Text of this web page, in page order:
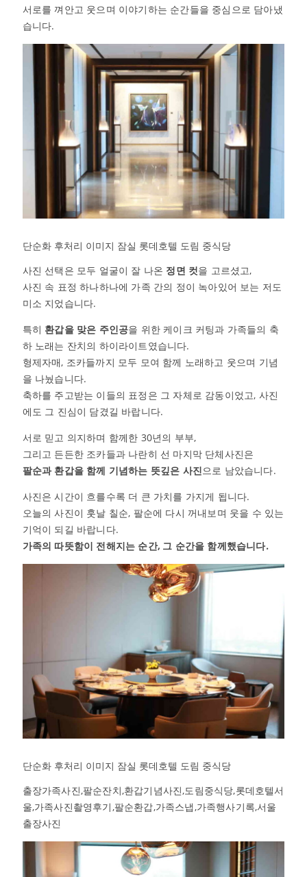
서로를 껴안고 웃으며 이야기하는 순간들을 중심으로 담아냈
습니다.
단순화 후처리 이미지 잠실 롯데호텔 도림 중식당
사진 선택은 모두 얼굴이 잘 나온 정면 컷을 고르셨고,
사진 속 표정 하나하나에 가족 간의 정이 녹아있어 보는 저도
미소 지었습니다.
특히 환갑을 맞은 주인공을 위한 케이크 커팅과 가족들의 축
하 노래는 잔치의 하이라이트였습니다.
형제자매, 조카들까지 모두 모여 함께 노래하고 웃으며 기념
을 나눴습니다.
축하를 주고받는 이들의 표정은 그 자체로 감동이었고, 사진
에도 그 진심이 담겼길 바랍니다.
서로 믿고 의지하며 함께한 30년의 부부,
그리고 든든한 조카들과 나란히 선 마지막 단체사진은
팔순과 환갑을 함께 기념하는 뜻깊은 사진으로 남았습니다.
사진은 시간이 흐를수록 더 큰 가치를 가지게 됩니다.
오늘의 사진이 훗날 칠순, 팔순에 다시 꺼내보며 웃을 수 있는
기억이 되길 바랍니다.
가족의 따뜻함이 전해지는 순간, 그 순간을 함께했습니다.
단순화 후처리 이미지 잠실 롯데호텔 도림 중식당
출장가족사진,팔순잔치,환갑기념사진,도림중식당,롯데호텔서
울,가족사진촬영후기,팔순환갑,가족스냅,가족행사기록,서울
출장사진